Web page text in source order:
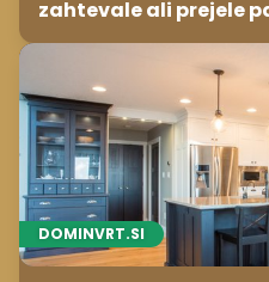
zahtevale ali prejele
zvezdnikov
DOMINVRT.SI